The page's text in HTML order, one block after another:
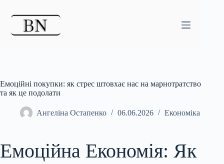
Емоційні покупки: як стрес штовхає нас на марнотратство
та як це подолати
Ангеліна Остапенко 06.06.2026 Економіка
Емоційна Економія: Як